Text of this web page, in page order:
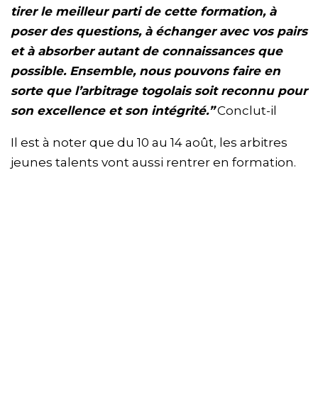
tirer le meilleur parti de cette formation, à
poser des questions, à échanger avec vos pairs
et à absorber autant de connaissances que
possible. Ensemble, nous pouvons faire en
sorte que l’arbitrage togolais soit reconnu pour
son excellence et son intégrité.”Conclut-il
Il est à noter que du 10 au 14 août, les arbitres
jeunes talents vont aussi rentrer en formation.